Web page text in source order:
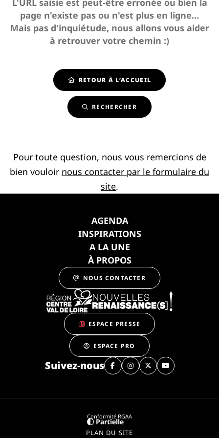
L'URL saisie est peut-être erronée ou bien la
page n'existe pas ou n'est plus en ligne…
Mais pas d'inquiétude, nous allons vous aider
à retrouver votre chemin :)
RETOUR À L’ACCUEIL
RECHERCHER
Pour toute question, nous vous remercions de
bien vouloir nous contacter par le formulaire du
site.
AGENDA
INSPIRATIONS
A LA UNE
À PROPOS
NOUS CONTACTER
ESPACE PRESSE
ESPACE PRO
Suivez-nous
Conformité RGAA
Partielle
PLAN DU SITE